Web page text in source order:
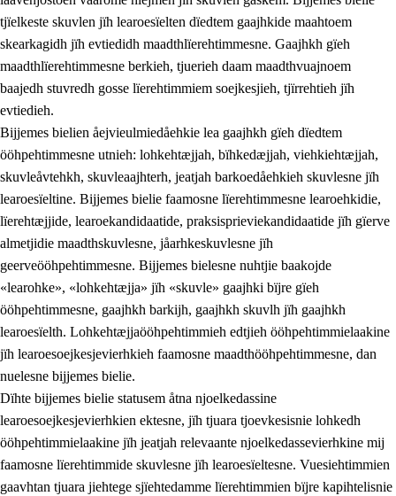
tjïelkeste skuvlen jïh learoesïelten dïedtem gaajhkide maahtoem
skearkagidh jïh evtiedidh maadthlïerehtimmesne. Gaajhkh gïeh
maadthlïerehtimmesne berkieh, tjuerieh daam maadthvuajnoem
baajedh stuvredh gosse lïerehtimmiem soejkesjieh, tjïrrehtieh jïh
evtiedieh.
Bijjemes bielien åejvieulmiedåehkie lea gaajhkh gïeh dïedtem
ööhpehtimmesne utnieh: lohkehtæjjah, bïhkedæjjah, viehkiehtæjjah,
skuvleåvtehkh, skuvleaajhterh, jeatjah barkoedåehkieh skuvlesne jïh
learoesïeltine. Bijjemes bielie faamosne lïerehtimmesne learoehkidie,
lïerehtæjjide, learoekandidaatide, praksisprieviekandidaatide jïh gïerve
almetjidie maadthskuvlesne, jåarhkeskuvlesne jïh
geerveööhpehtimmesne. Bijjemes bielesne nuhtjie baakojde
«learohke», «lohkehtæjja» jïh «skuvle» gaajhki bïjre gïeh
ööhpehtimmesne, gaajhkh barkijh, gaajhkh skuvlh jïh gaajhkh
learoesïelth. Lohkehtæjjaööhpehtimmieh edtjieh ööhpehtimmielaakine
jïh learoesoejkesjevierhkieh faamosne maadthööhpehtimmesne, dan
nuelesne bijjemes bielie.
Dïhte bijjemes bielie statusem åtna njoelkedassine
learoesoejkesjevierhkien ektesne, jïh tjuara tjoevkesisnie lohkedh
ööhpehtimmielaakine jïh jeatjah relevaante njoelkedassevierhkine mij
faamosne lïerehtimmide skuvlesne jïh learoesïeltesne. Vuesiehtimmien
gaavhtan tjuara jiehtege sjïehtedamme lïerehtimmien bïjre kapihtelisnie